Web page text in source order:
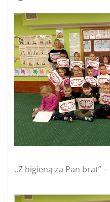
,,Z higieną za Pan brat”